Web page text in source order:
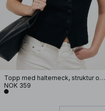
Topp med halterneck, struktur og knapper
NOK 359